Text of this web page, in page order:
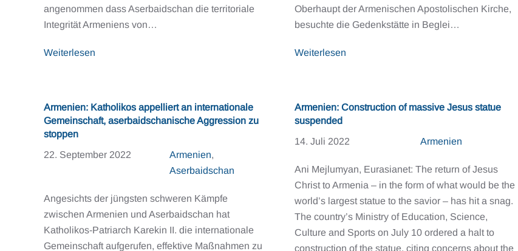
angenommen dass Aserbaidschan die territoriale
Integrität Armeniens von…
Weiterlesen
Oberhaupt der Armenischen Apostolischen Kirche,
besuchte die Gedenkstätte in Beglei…
Weiterlesen
Armenien: Katholikos appelliert an internationale
Gemeinschaft, aserbaidschanische Aggression zu
stoppen
22. September 2022
Armenien,
Aserbaidschan
Angesichts der jüngsten schweren Kämpfe
zwischen Armenien und Aserbaidschan hat
Katholikos-Patriarch Karekin II. die internationale
Gemeinschaft aufgerufen, effektive Maßnahmen zu
Armenien: Construction of massive Jesus statue
suspended
14. Juli 2022
Armenien
Ani Mejlumyan, Eurasianet: The return of Jesus
Christ to Armenia – in the form of what would be the
world’s largest statue to the savior – has hit a snag.
The country’s Ministry of Education, Science,
Culture and Sports on July 10 ordered a halt to
construction of the statue, citing concerns about the